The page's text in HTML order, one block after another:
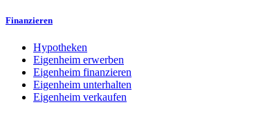
Finanzieren
Hypotheken
Eigenheim erwerben
Eigenheim finanzieren
Eigenheim unterhalten
Eigenheim verkaufen